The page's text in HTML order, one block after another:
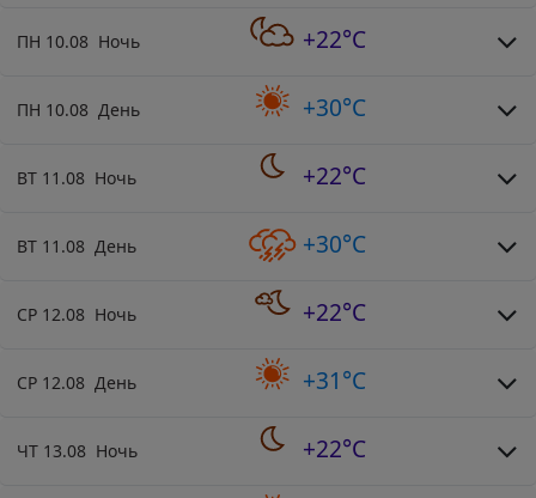
ПН 10.08 Ночь +22°C
ПН 10.08 День +30°C
ВТ 11.08 Ночь +22°C
ВТ 11.08 День +30°C
СР 12.08 Ночь +22°C
СР 12.08 День +31°C
ЧТ 13.08 Ночь +22°C